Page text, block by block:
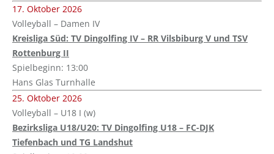
17. Oktober 2026
Volleyball – Damen IV
Kreisliga Süd: TV Dingolfing IV – RR Vilsbiburg V und TSV
Rottenburg II
Spielbeginn: 13:00
Hans Glas Turnhalle
25. Oktober 2026
Volleyball – U18 I (w)
Bezirksliga U18/U20: TV Dingolfing U18 – FC-DJK
Tiefenbach und TG Landshut